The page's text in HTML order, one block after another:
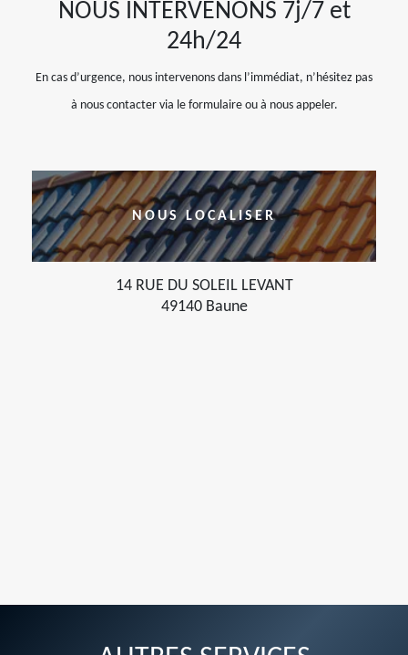
NOUS INTERVENONS 7j/7 et
24h/24
En cas d’urgence, nous intervenons dans l’immédiat, n’hésitez pas
à nous contacter via le formulaire ou à nous appeler.
NOUS LOCALISER
14 RUE DU SOLEIL LEVANT
49140 Baune